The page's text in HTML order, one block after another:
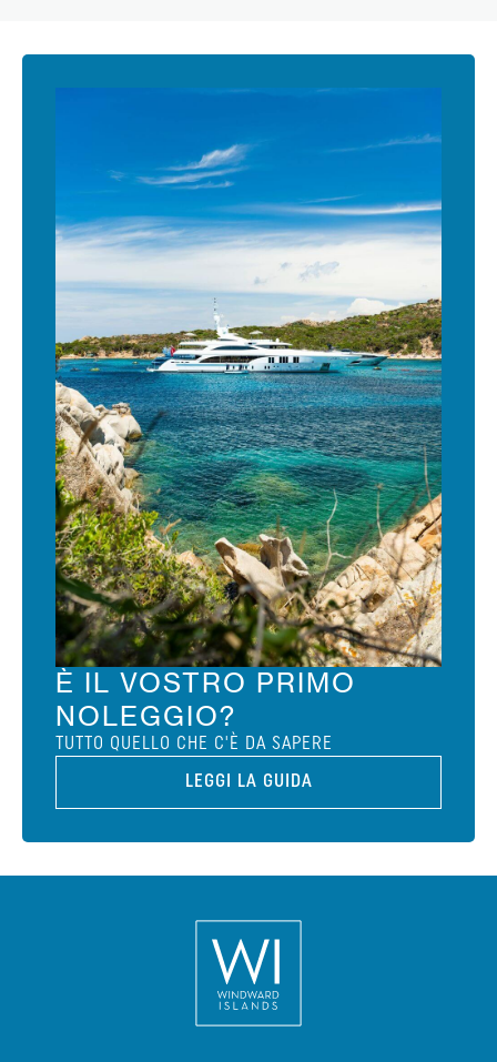
È IL VOSTRO PRIMO
NOLEGGIO?
TUTTO QUELLO CHE C'È DA SAPERE
LEGGI LA GUIDA